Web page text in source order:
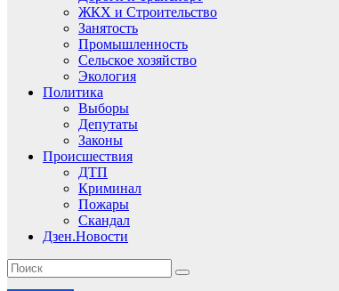
ЖКХ и Строительство
Занятость
Промышленность
Сельское хозяйство
Экология
Политика
Выборы
Депутаты
Законы
Происшествия
ДТП
Криминал
Пожары
Скандал
Дзен.Новости